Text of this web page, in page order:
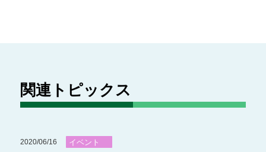
関連トピックス
2020/06/16 イベント